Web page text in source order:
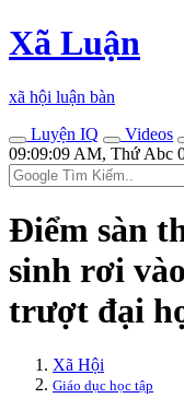
Xã Luận
xã hội luận bàn
Luyện IQ
Videos
09:09:09 AM, Thứ Abc
Điểm sàn
sinh rơi
trượt đại
Xã Hội
Giáo dục học tập